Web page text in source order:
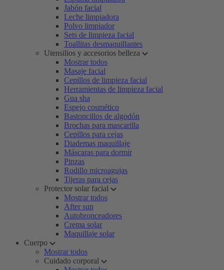
Jabón facial
Leche limpiadora
Polvo limpiador
Sets de limpieza facial
Toallitas desmaquillantes
Utensilios y accesorios belleza
Mostrar todos
Masaje facial
Cepillos de limpieza facial
Herramientas de limpieza facial
Gua sha
Espejo cosmético
Bastoncillos de algodón
Brochas para mascarilla
Cepillos para cejas
Diademas maquillaje
Máscaras para dormir
Pinzas
Rodillo microagujas
Tijeras para cejas
Protector solar facial
Mostrar todos
After sun
Autobronceadores
Crema solar
Maquillaje solar
Cuerpo
Mostrar todos
Cuidado corporal